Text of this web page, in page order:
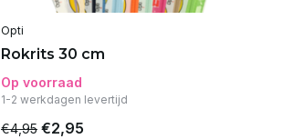
Opti
Rokrits 30 cm
Op voorraad
1-2 werkdagen levertijd
€4,95 €2,95